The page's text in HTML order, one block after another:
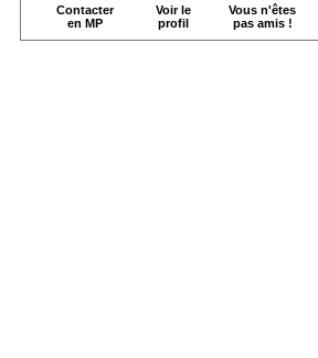
Contacter
en MP
Voir le
profil
Vous n'êtes
pas amis !